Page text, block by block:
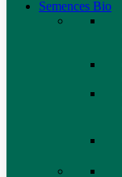
Semences Bio